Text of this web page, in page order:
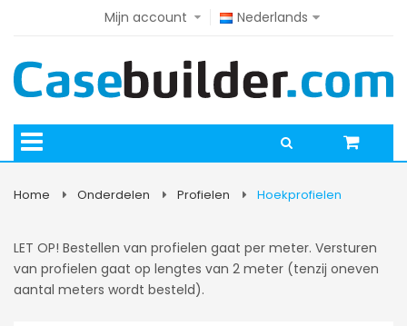
Nederlands
Mijn account
Home Onderdelen Profielen Hoekprofielen
LET OP! Bestellen van profielen gaat per meter. Versturen
van profielen gaat op lengtes van 2 meter (tenzij oneven
aantal meters wordt besteld).